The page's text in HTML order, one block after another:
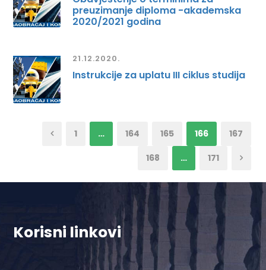
preuzimanje diploma -akademska
2020/2021 godina
21.12.2020.
Instrukcije za uplatu III ciklus studija
1 … 164 165 166 167
168 … 171
Korisni linkovi